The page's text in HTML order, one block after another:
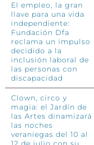
El empleo, la gran
llave para una vida
independiente:
Fundación Dfa
reclama un impulso
decidido a la
inclusión laboral de
las personas con
discapacidad
Clown, circo y
magia: el Jardín de
las Artes dinamizará
las noches
veraniegas del 10 al